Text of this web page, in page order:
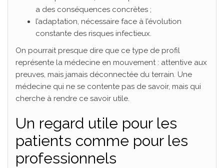
a des conséquences concrètes ;
l’adaptation, nécessaire face à l’évolution
constante des risques infectieux.
On pourrait presque dire que ce type de profil
représente la médecine en mouvement : attentive aux
preuves, mais jamais déconnectée du terrain. Une
médecine qui ne se contente pas de savoir, mais qui
cherche à rendre ce savoir utile.
Un regard utile pour les
patients comme pour les
professionnels